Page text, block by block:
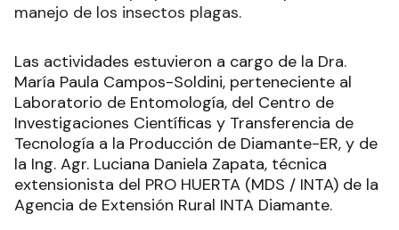
manejo de los insectos plagas.
Las actividades estuvieron a cargo de la Dra.
María Paula Campos-Soldini, perteneciente al
Laboratorio de Entomología, del Centro de
Investigaciones Científicas y Transferencia de
Tecnología a la Producción de Diamante-ER, y de
la Ing. Agr. Luciana Daniela Zapata, técnica
extensionista del PRO HUERTA (MDS / INTA) de la
Agencia de Extensión Rural INTA Diamante.